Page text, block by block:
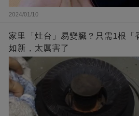
2024/01/10
家里「灶台」易變臟？只需1根「
如新，太厲害了